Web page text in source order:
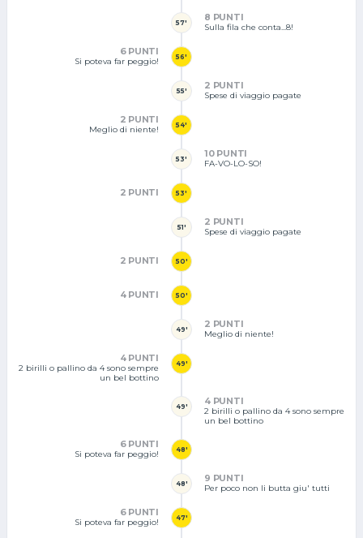
57' 8 PUNTI
Sulla fila che conta...8!
56'
6 PUNTI
Si poteva far peggio!
55' 2 PUNTI
Spese di viaggio pagate
54'
2 PUNTI
Meglio di niente!
53' 10 PUNTI
FA-VO-LO-SO!
53'
2 PUNTI
51' 2 PUNTI
Spese di viaggio pagate
50'
2 PUNTI
50'
4 PUNTI
49' 2 PUNTI
Meglio di niente!
49'
4 PUNTI
2 birilli o pallino da 4 sono sempre
un bel bottino
49' 4 PUNTI
2 birilli o pallino da 4 sono sempre
un bel bottino
48'
6 PUNTI
Si poteva far peggio!
48' 9 PUNTI
Per poco non li butta giu' tutti
47'
6 PUNTI
Si poteva far peggio!